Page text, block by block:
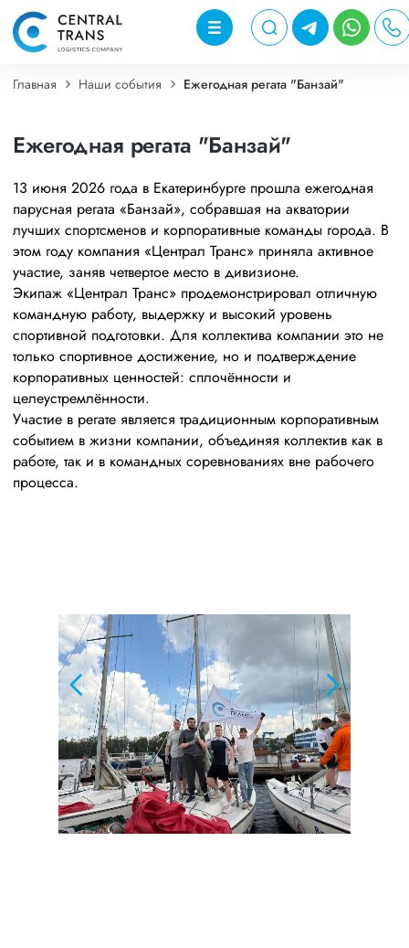
Главная Наши события Ежегодная регата "Банзай"
Ежегодная регата "Банзай"
13 июня 2026 года в Екатеринбурге прошла ежегодная
парусная регата «Банзай», собравшая на акватории
лучших спортсменов и корпоративные команды города. В
этом году компания «Централ Транс» приняла активное
участие, заняв четвертое место в дивизионе.
Экипаж «Централ Транс» продемонстрировал отличную
командную работу, выдержку и высокий уровень
спортивной подготовки. Для коллектива компании это не
только спортивное достижение, но и подтверждение
корпоративных ценностей: сплочённости и
целеустремлённости.
Участие в регате является традиционным корпоративным
событием в жизни компании, объединяя коллектив как в
работе, так и в командных соревнованиях вне рабочего
процесса.